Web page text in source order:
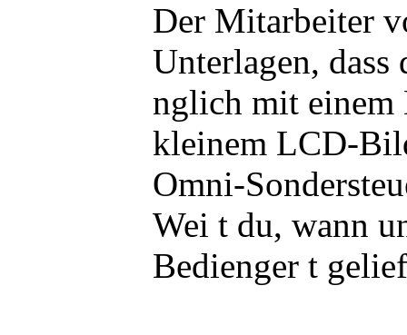
Der Mitarbeiter
Unterlagen,
nglich mit einem
kleinem LCD-
Omni-
Wei t du, wann
Bedienger t